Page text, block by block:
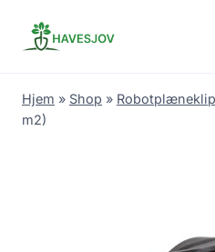
Hjem » Shop »
m2)